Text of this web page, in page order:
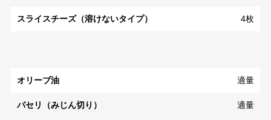
スライスチーズ（溶けないタイプ） 4枚
オリーブ油 適量
パセリ（みじん切り） 適量